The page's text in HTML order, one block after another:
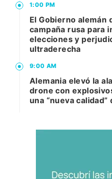
1:00 PM
El Gobierno alemán
campaña rusa para
elecciones y
ultraderecha
9:00 AM
Alemania elevó la
drone con
una “nueva calidad”